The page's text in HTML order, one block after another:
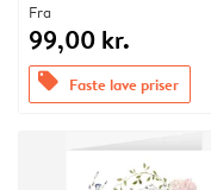
Fra
99,00 kr.
offers Faste lave priser